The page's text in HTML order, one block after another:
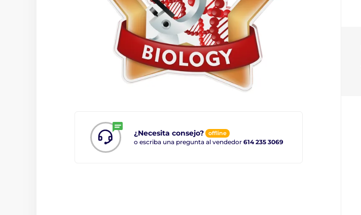
¿Necesita consejo? offline
o escriba una pregunta al vendedor 614 235 3069